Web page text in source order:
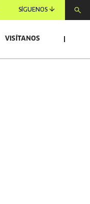
SÍGUENOS
VISÍTANOS